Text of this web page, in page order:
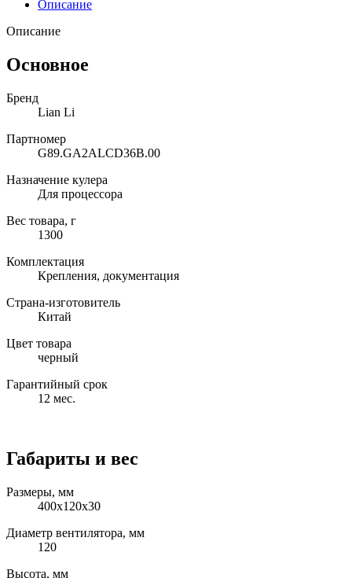
Описание
Описание
Основное
Бренд
Lian Li
Партномер
G89.GA2ALCD36B.00
Назначение кулера
Для процессора
Вес товара, г
1300
Комплектация
Крепления, документация
Страна-изготовитель
Китай
Цвет товара
черный
Гарантийный срок
12 мес.
Габариты и вес
Размеры, мм
400x120x30
Диаметр вентилятора, мм
120
Высота, мм